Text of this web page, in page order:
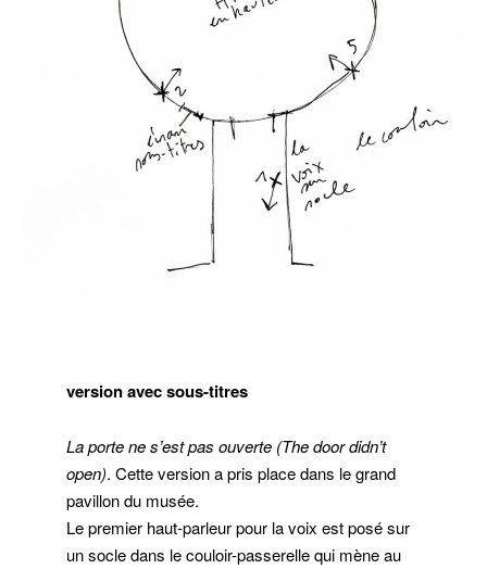
version avec sous-titres
La porte ne s’est pas ouverte (The door didn’t
open). Cette version a pris place dans le grand
pavillon du musée.
Le premier haut-parleur pour la voix est posé sur
un socle dans le couloir-passerelle qui mène au